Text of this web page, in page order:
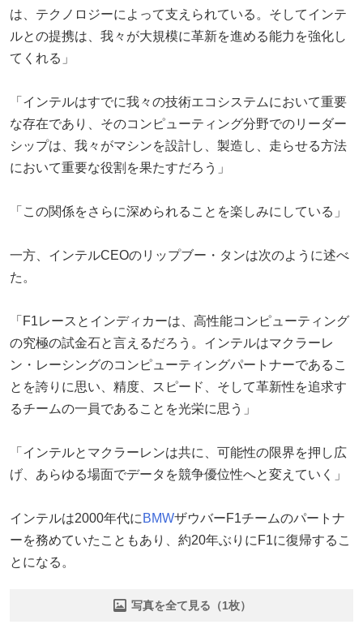
は、テクノロジーによって支えられている。そしてインテ
ルとの提携は、我々が大規模に革新を進める能力を強化し
てくれる」
「インテルはすでに我々の技術エコシステムにおいて重要
な存在であり、そのコンピューティング分野でのリーダー
シップは、我々がマシンを設計し、製造し、走らせる方法
において重要な役割を果たすだろう」
「この関係をさらに深められることを楽しみにしている」
一方、インテルCEOのリップブー・タンは次のように述べ
た。
「F1レースとインディカーは、高性能コンピューティング
の究極の試金石と言えるだろう。インテルはマクラーレ
ン・レーシングのコンピューティングパートナーであるこ
とを誇りに思い、精度、スピード、そして革新性を追求す
るチームの一員であることを光栄に思う」
「インテルとマクラーレンは共に、可能性の限界を押し広
げ、あらゆる場面でデータを競争優位性へと変えていく」
インテルは2000年代に BMWザウバーF1チームのパートナ
ーを務めていたこともあり、約20年ぶりにF1に復帰するこ
とになる。
写真を全て見る（1枚）